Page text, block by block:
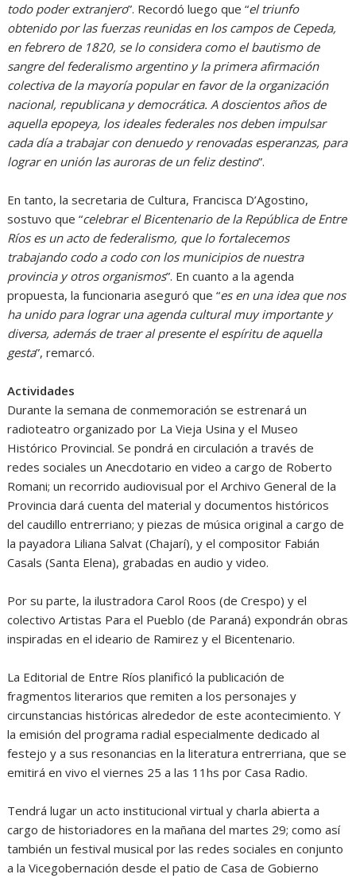
todo poder extranjero”. Recordó luego que “el triunfo
obtenido por las fuerzas reunidas en los campos de Cepeda,
en febrero de 1820, se lo considera como el bautismo de
sangre del federalismo argentino y la primera afirmación
colectiva de la mayoría popular en favor de la organización
nacional, republicana y democrática. A doscientos años de
aquella epopeya, los ideales federales nos deben impulsar
cada día a trabajar con denuedo y renovadas esperanzas, para
lograr en unión las auroras de un feliz destino”.
En tanto, la secretaria de Cultura, Francisca D’Agostino,
sostuvo que “celebrar el Bicentenario de la República de Entre
Ríos es un acto de federalismo, que lo fortalecemos
trabajando codo a codo con los municipios de nuestra
provincia y otros organismos”. En cuanto a la agenda
propuesta, la funcionaria aseguró que “es en una idea que nos
ha unido para lograr una agenda cultural muy importante y
diversa, además de traer al presente el espíritu de aquella
gesta”, remarcó.
Actividades
Durante la semana de conmemoración se estrenará un
radioteatro organizado por La Vieja Usina y el Museo
Histórico Provincial. Se pondrá en circulación a través de
redes sociales un Anecdotario en video a cargo de Roberto
Romani; un recorrido audiovisual por el Archivo General de la
Provincia dará cuenta del material y documentos históricos
del caudillo entrerriano; y piezas de música original a cargo de
la payadora Liliana Salvat (Chajarí), y el compositor Fabián
Casals (Santa Elena), grabadas en audio y video.
Por su parte, la ilustradora Carol Roos (de Crespo) y el
colectivo Artistas Para el Pueblo (de Paraná) expondrán obras
inspiradas en el ideario de Ramirez y el Bicentenario.
La Editorial de Entre Ríos planificó la publicación de
fragmentos literarios que remiten a los personajes y
circunstancias históricas alrededor de este acontecimiento. Y
la emisión del programa radial especialmente dedicado al
festejo y a sus resonancias en la literatura entrerriana, que se
emitirá en vivo el viernes 25 a las 11hs por Casa Radio.
Tendrá lugar un acto institucional virtual y charla abierta a
cargo de historiadores en la mañana del martes 29; como así
también un festival musical por las redes sociales en conjunto
a la Vicegobernación desde el patio de Casa de Gobierno